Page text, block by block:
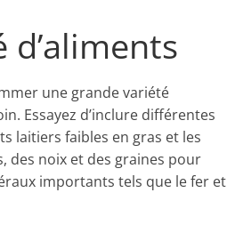
une grande variété
Essayez d’inclure différentes
laitiers faibles en gras et les
des noix et des graines pour
importants tels que le fer et